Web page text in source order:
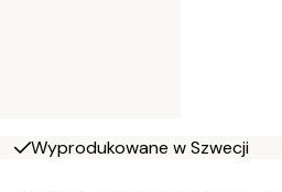
Wyprodukowane w Szwecji